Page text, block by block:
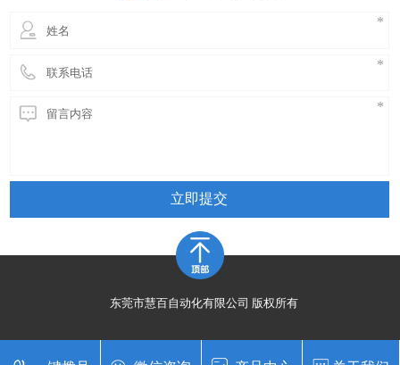
立即提交
东莞市慧百自动化有限公司 版权所有